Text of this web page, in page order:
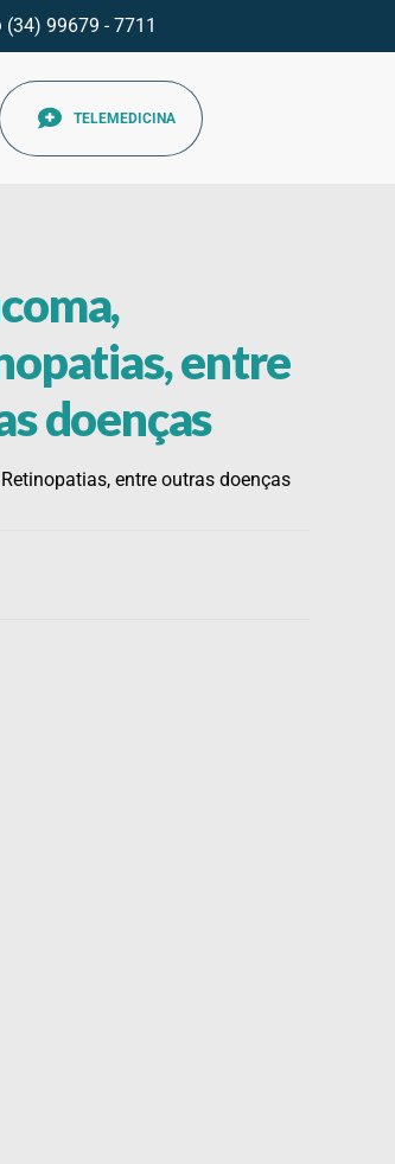
(34) 99679 - 7711
TELEMEDICINA
entre
doenças
entre outras doenças